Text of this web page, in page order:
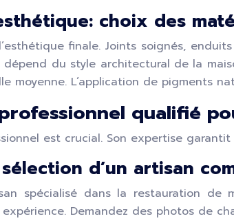
choix des
finale. Joints soignés,
dépend du style architectural de la
moyenne. L’application de pigments
qualifié
est crucial. Son expertise
d’un artisan
spécialisé dans la restauration de
Demandez des photos de